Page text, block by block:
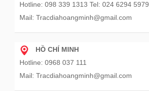
Hotline: 098 339 1313 Tel: 024 6294 5979
Mail: Tracdiahoangminh@gmail.com
HỒ CHÍ MINH
Hotline: 0968 037 111
Mail: Tracdiahoangminh@gmail.com